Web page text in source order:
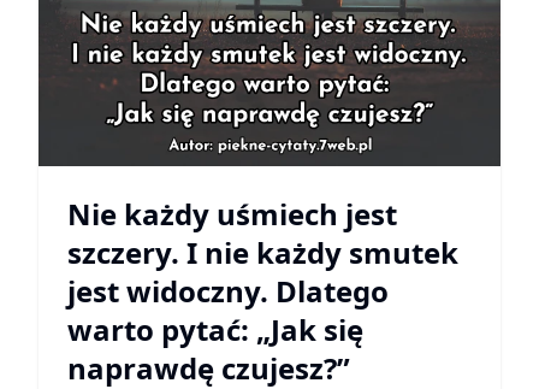
Nie każdy uśmiech jest
szczery. I nie każdy smutek
jest widoczny. Dlatego
warto pytać: „Jak się
naprawdę czujesz?”